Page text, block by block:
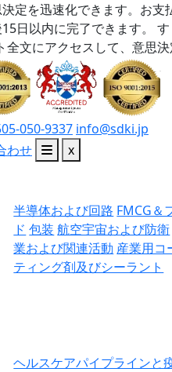
定を迅速化できます。お支
日以内に完了できます。
全文にアクセスして、意思
050-9337 info@sdki.jp
わせ
x
半導体および回路 FMCG＆
ド 包装 航空宇宙および防衛
業および関連活動 産業用コ
ティング剤及びシーラント
ヘルスケアパイプラインと